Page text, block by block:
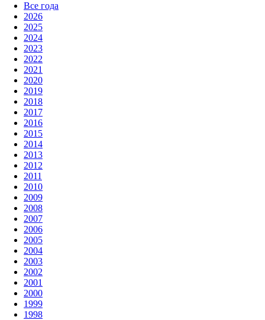
Все года
2026
2025
2024
2023
2022
2021
2020
2019
2018
2017
2016
2015
2014
2013
2012
2011
2010
2009
2008
2007
2006
2005
2004
2003
2002
2001
2000
1999
1998